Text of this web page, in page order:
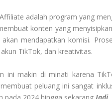
adalah program yang
konten yang
mendapatkan komisi.
TikTok, dan kreativitas.
ini makin di minati karena
peluang ini sangat